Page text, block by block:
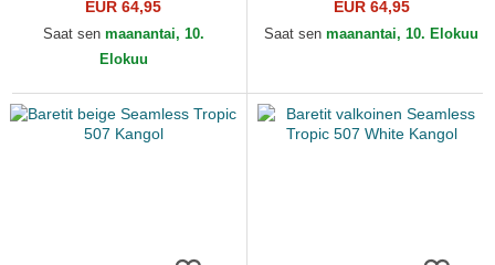
EUR 64,95
Saat sen maanantai, 10.
Elokuu
EUR 64,95
Saat sen maanantai, 10. Elokuu